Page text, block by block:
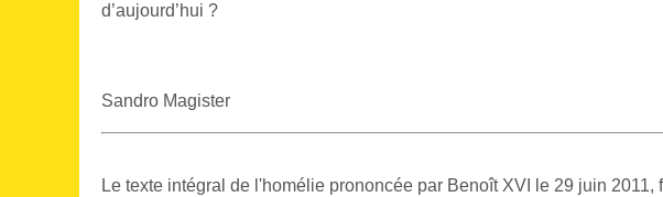
d’aujourd’hui ?
Sandro Magister
Le texte intégral de l'homélie prononcée par Benoît XVI le 29 juin 2011,